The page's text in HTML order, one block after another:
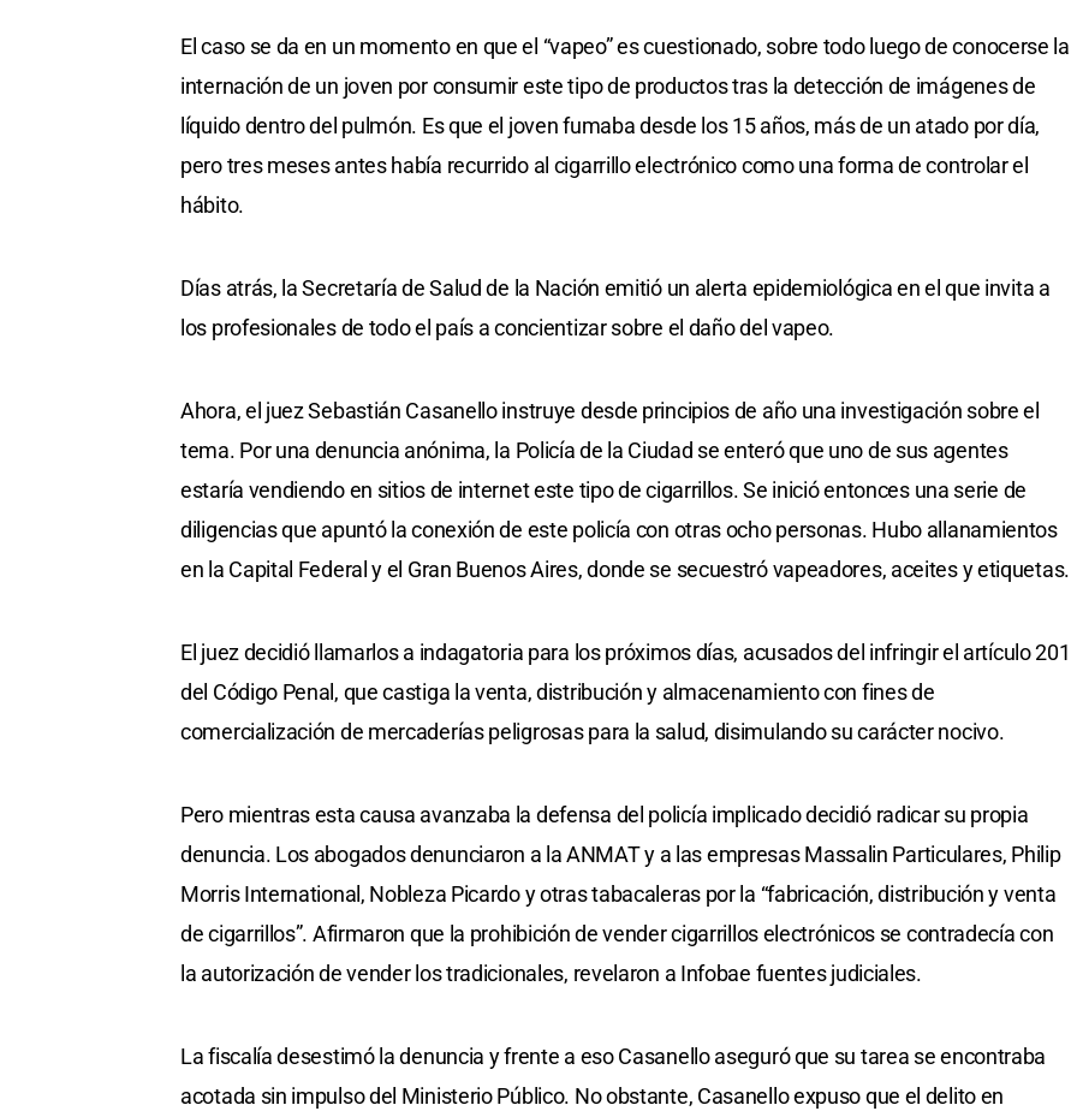
El caso se da en un momento en que el “vapeo” es cuestionado, sobre todo luego de conocerse la
internación de un joven por consumir este tipo de productos tras la detección de imágenes de
líquido dentro del pulmón. Es que el joven fumaba desde los 15 años, más de un atado por día,
pero tres meses antes había recurrido al cigarrillo electrónico como una forma de controlar el
hábito.
Días atrás, la Secretaría de Salud de la Nación emitió un alerta epidemiológica en el que invita a
los profesionales de todo el país a concientizar sobre el daño del vapeo.
Ahora, el juez Sebastián Casanello instruye desde principios de año una investigación sobre el
tema. Por una denuncia anónima, la Policía de la Ciudad se enteró que uno de sus agentes
estaría vendiendo en sitios de internet este tipo de cigarrillos. Se inició entonces una serie de
diligencias que apuntó la conexión de este policía con otras ocho personas. Hubo allanamientos
en la Capital Federal y el Gran Buenos Aires, donde se secuestró vapeadores, aceites y etiquetas.
El juez decidió llamarlos a indagatoria para los próximos días, acusados del infringir el artículo 201
del Código Penal, que castiga la venta, distribución y almacenamiento con fines de
comercialización de mercaderías peligrosas para la salud, disimulando su carácter nocivo.
Pero mientras esta causa avanzaba la defensa del policía implicado decidió radicar su propia
denuncia. Los abogados denunciaron a la ANMAT y a las empresas Massalin Particulares, Philip
Morris International, Nobleza Picardo y otras tabacaleras por la “fabricación, distribución y venta
de cigarrillos”. Afirmaron que la prohibición de vender cigarrillos electrónicos se contradecía con
la autorización de vender los tradicionales, revelaron a Infobae fuentes judiciales.
La fiscalía desestimó la denuncia y frente a eso Casanello aseguró que su tarea se encontraba
acotada sin impulso del Ministerio Público. No obstante, Casanello expuso que el delito en